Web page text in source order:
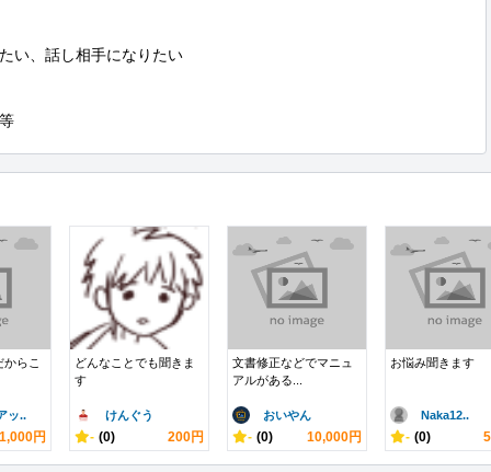
い、話し相手になりたい
らこ
ッ..
1,000円
どんなことでも聞きま
す
けんぐう
- (0) 200円
文書修正などでマニュ
アルがある...
おいやん
- (0) 10,000円
お悩み聞きます
Naka12..
- (0)